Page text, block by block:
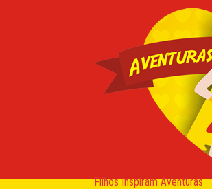
Filhos Inspiram Aventuras